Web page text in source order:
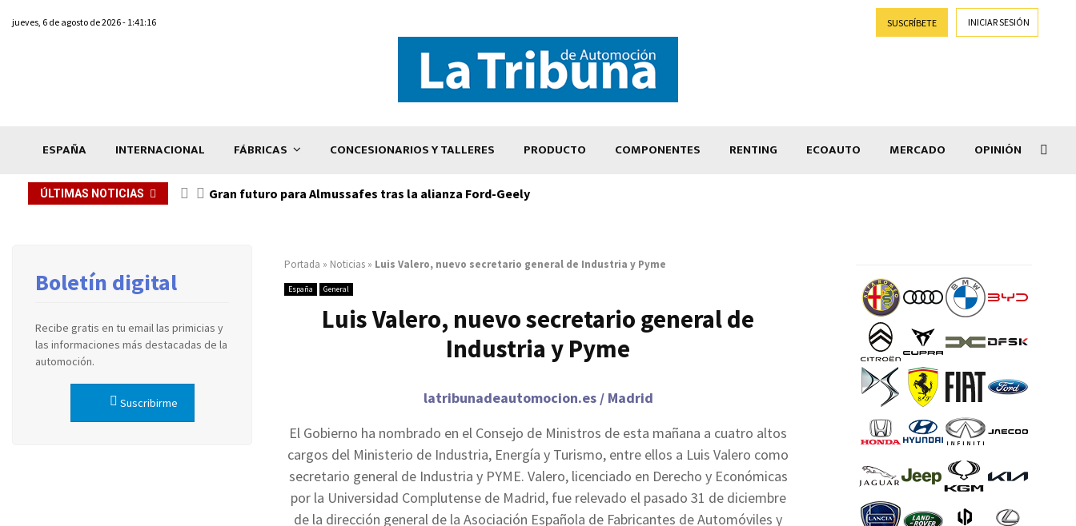
jueves, 6 de agosto de 2026 - 1:41:16 SUSCRÍBETE INICIAR SESIÓN
ESPAÑA INTERNACIONAL FÁBRICAS CONCESIONARIOS Y TALLERES PRODUCTO COMPONENTES RENTING ECOAUTO MERCADO OPINIÓN
ÚLTIMAS NOTICIAS Gran futuro para Almussafes tras la alianza Ford-Geely
Portada » Noticias » Luis Valero, nuevo secretario general de Industria y Pyme
España General
Luis Valero, nuevo secretario general de
Industria y Pyme
latribunadeautomocion.es / Madrid
El Gobierno ha nombrado en el Consejo de Ministros de esta mañana a cuatro altos
cargos del Ministerio de Industria, Energía y Turismo, entre ellos a Luis Valero como
secretario general de Industria y PYME. Valero, licenciado en Derecho y Económicas
por la Universidad Complutense de Madrid, fue relevado el pasado 31 de diciembre
de la dirección general de la Asociación Española de Fabricantes de Automóviles y
Boletín digital
Recibe gratis en tu email las primicias y
las informaciones más destacadas de la
automoción.
Suscribirme